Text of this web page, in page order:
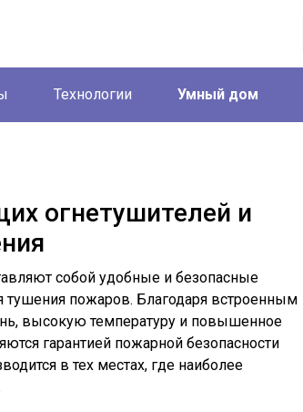
Технологии Умный дом
огнетушителей и
собой удобные и безопасные
тушения пожаров. Благодаря встроенным
высокую температуру и повышенное
гарантией пожарной безопасности
в тех местах, где наиболее